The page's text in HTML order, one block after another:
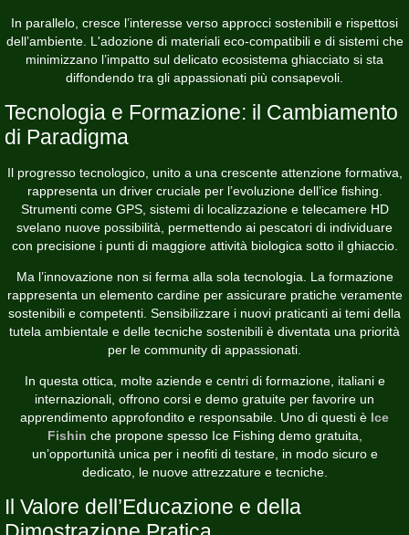
In parallelo, cresce l’interesse verso approcci sostenibili e rispettosi
dell’ambiente. L'adozione di materiali eco-compatibili e di sistemi che
minimizzano l’impatto sul delicato ecosistema ghiacciato si sta
diffondendo tra gli appassionati più consapevoli.
Tecnologia e Formazione: il Cambiamento
di Paradigma
Il progresso tecnologico, unito a una crescente attenzione formativa,
rappresenta un driver cruciale per l’evoluzione dell’ice fishing.
Strumenti come GPS, sistemi di localizzazione e telecamere HD
svelano nuove possibilità, permettendo ai pescatori di individuare
con precisione i punti di maggiore attività biologica sotto il ghiaccio.
Ma l’innovazione non si ferma alla sola tecnologia. La formazione
rappresenta un elemento cardine per assicurare pratiche veramente
sostenibili e competenti. Sensibilizzare i nuovi praticanti ai temi della
tutela ambientale e delle tecniche sostenibili è diventata una priorità
per le community di appassionati.
In questa ottica, molte aziende e centri di formazione, italiani e
internazionali, offrono corsi e demo gratuite per favorire un
apprendimento approfondito e responsabile. Uno di questi è Ice
Fishin che propone spesso Ice Fishing demo gratuita,
un’opportunità unica per i neofiti di testare, in modo sicuro e
dedicato, le nuove attrezzature e tecniche.
Il Valore dell’Educazione e della